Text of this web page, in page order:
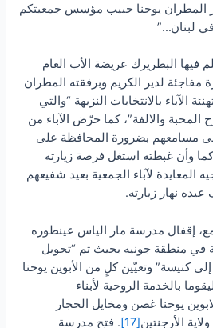
المطران يوحنا حبيب مؤسس جمعيتكم
في لبنان…”
فيها البطريرك عريضة الأب العام
مفاجئة لدير الكريم وبرفقته المطران
الآباء بالانتخابات النزيهة “والتي
المحبة والالفة”، كما حرّض الآباء من
مسامعهم بضرورة المحافظة على
كما وأن غبطته استغل فرصة زيارته
المعايدة لآباء الجمعية بعيد شفيعهم
نهار زيارته.
إقفال مدرسة مار الياس عينطوره
في منطقة جونيه بحيث تم “تحويل
كنيسة” وتعيّين كلٍ من الأبوين يوحنا
بالخدمة الروحية لأبناء
يوحنا غصن ومخايل الحجار
الأرجنتين[17]
. فتح مدرسة